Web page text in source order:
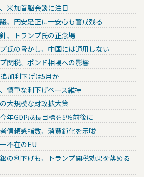
米加首脳会談に注目
、円安是正に一安心も警戒残る
、トランプ氏の正念場
氏の脅かし、中国には通用しない
関税、ポンド相場への影響
加利下げは5月か
慎重な利下げペース維持
大規模な財政拡大策
年GDP成長目標を5％前後に
信頼感指数、消費鈍化を示唆
不在のEU
の利下げも、トランプ関税効果を薄める